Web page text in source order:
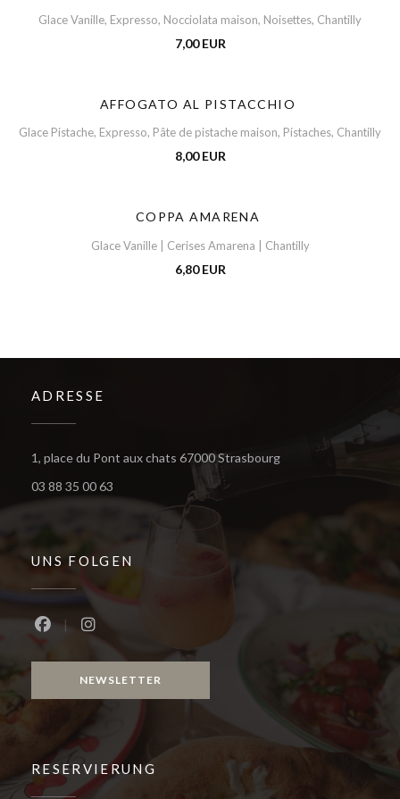
Glace Vanille, Expresso, Nocciolata maison, Noisettes, Chantilly
7,00 EUR
AFFOGATO AL PISTACCHIO
Glace Pistache, Expresso, Pâte de pistache maison, Pistaches, Chantilly
8,00 EUR
COPPA AMARENA
Glace Vanille | Cerises Amarena | Chantilly
6,80 EUR
ADRESSE
1, place du Pont aux chats 67000 Strasbourg((öffnet ein neues
03 88 35 00 63
UNS FOLGEN
Facebook ((öffnet ein neues Fenster))
Instagram ((öffnet ein neues Fenster))
NEWSLETTER
RESERVIERUNG